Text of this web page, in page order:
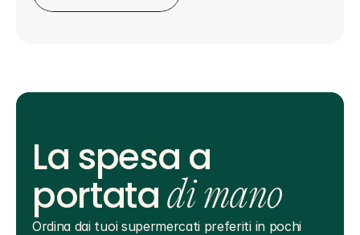
La spesa a
portatadi mano
Ordina dai tuoi supermercati preferiti in pochi